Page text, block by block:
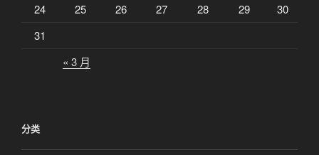
24
25 26 27 28 29
30
31
« 3 月
分类